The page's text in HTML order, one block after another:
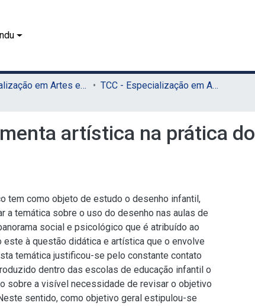
Especialização em Artes e Tecnologia (UAEADTec)
TCC - Especialização em Artes e Tecnologia (UAEADTec)
artística na prática do
tem como objeto de estudo o desenho infantil,
a temática sobre o uso do desenho nas aulas de
social e psicológico que é atribuído ao
este à questão didática e artística que o envolve
temática justificou-se pelo constante contato
dentro das escolas de educação infantil o
sobre a visível necessidade de revisar o objetivo
sentido, como objetivo geral estipulou-se